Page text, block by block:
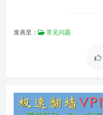
发表至： 常见问题